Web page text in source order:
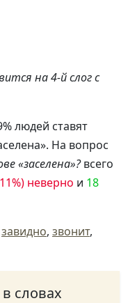
на 4-й слог с
людей ставят
На вопрос
«заселена»?всего
неверно и 18
завидно, звонит,
словах